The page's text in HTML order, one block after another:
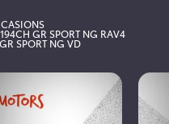
GR SPORT NG RAV4
SPORT NG VD